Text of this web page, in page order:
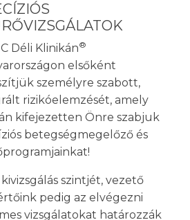
Déli Klinikán®
elsőként
személyre szabott,
rizikóelemzését, amely
kifejezetten Önre szabjuk
betegségmegelőző és
szintjét, vezető
pedig az elvégezni
vizsgálatokat határozzák